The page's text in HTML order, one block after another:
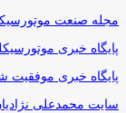
مجله صنعت
پایگاه خبری
پایگاه خبری موفقیت
سایت محمدعلی